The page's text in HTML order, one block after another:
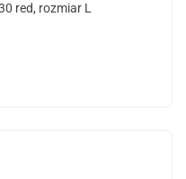
red, rozmiar L